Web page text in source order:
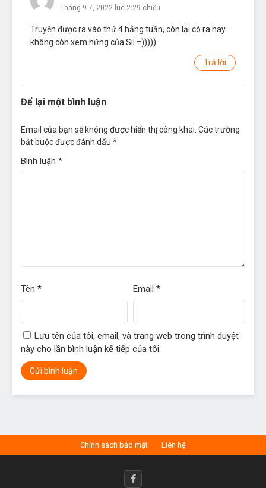
Tháng 9 7, 2022 lúc 2:29 chiều
Truyện được ra vào thứ 4 hằng tuần, còn lại có ra hay
không còn xem hứng của Sil =)))))
Trả lời
Để lại một bình luận
Email của bạn sẽ không được hiển thị công khai. Các trường
bắt buộc được đánh dấu *
Bình luận *
Tên * Email *
Lưu tên của tôi, email, và trang web trong trình duyệt
này cho lần bình luận kế tiếp của tôi.
Chính sách bảo mật Liên hệ